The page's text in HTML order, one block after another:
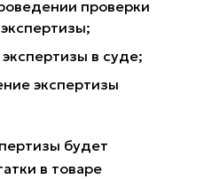
проверки
в суде;
экспертизы
будет
в товаре